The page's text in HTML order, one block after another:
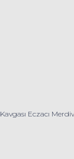
Eczacı